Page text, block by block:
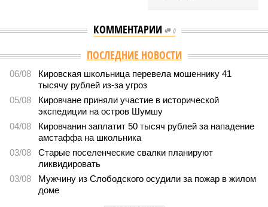
КОММЕНТАРИИ 0
ПОСЛЕДНИЕ НОВОСТИ
06/08
Кировская школьница перевела мошеннику 41
тысячу рублей из-за угроз
05/08
Кировчане приняли участие в исторической
экспедиции на остров Шумшу
04/08
Кировчанин заплатит 50 тысяч рублей за нападение
амстаффа на школьника
03/08
Старые поселенческие свалки планируют
ликвидировать
03/08
Мужчину из Слободского осудили за пожар в жилом
доме